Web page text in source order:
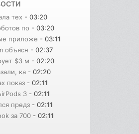
тех - 03:20
по - 03:20
приложе - 03:11
объясн - 02:37
$3 м - 02:20
ка - 02:20
показ - 02:11
3 - 02:11
предз - 02:11
за 700 - 02:11